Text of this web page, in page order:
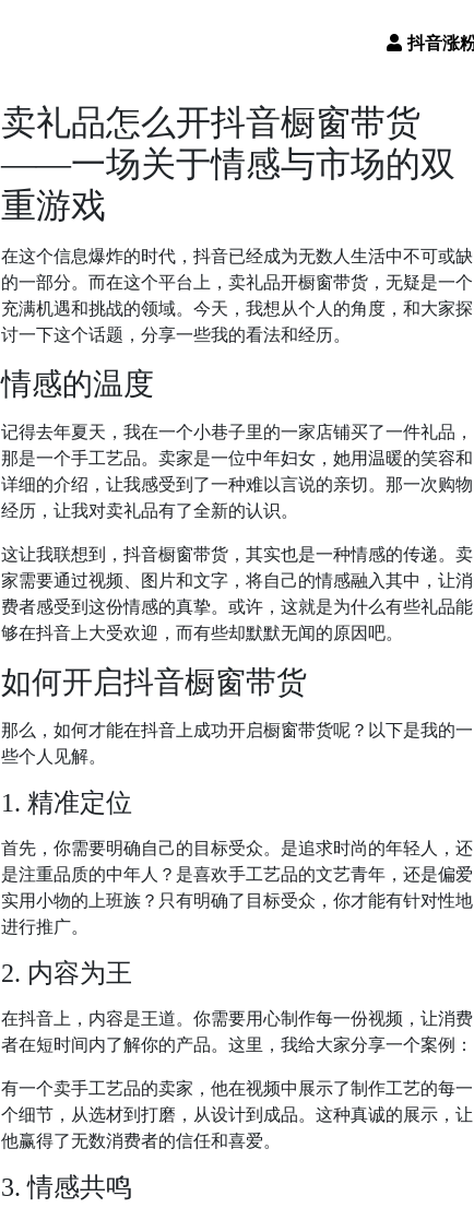
卖礼品怎么开抖音橱窗带货
——一场关于情感与市场的双
重游戏
在这个信息爆炸的时代，抖音已经成为无数人生活中不可或缺
的一部分。而在这个平台上，卖礼品开橱窗带货，无疑是一个
充满机遇和挑战的领域。今天，我想从个人的角度，和大家探
讨一下这个话题，分享一些我的看法和经历。
情感的温度
记得去年夏天，我在一个小巷子里的一家店铺买了一件礼品，
那是一个手工艺品。卖家是一位中年妇女，她用温暖的笑容和
详细的介绍，让我感受到了一种难以言说的亲切。那一次购物
经历，让我对卖礼品有了全新的认识。
这让我联想到，抖音橱窗带货，其实也是一种情感的传递。卖
家需要通过视频、图片和文字，将自己的情感融入其中，让消
费者感受到这份情感的真挚。或许，这就是为什么有些礼品能
够在抖音上大受欢迎，而有些却默默无闻的原因吧。
如何开启抖音橱窗带货
那么，如何才能在抖音上成功开启橱窗带货呢？以下是我的一
些个人见解。
1. 精准定位
首先，你需要明确自己的目标受众。是追求时尚的年轻人，还
是注重品质的中年人？是喜欢手工艺品的文艺青年，还是偏爱
实用小物的上班族？只有明确了目标受众，你才能有针对性地
进行推广。
2. 内容为王
在抖音上，内容是王道。你需要用心制作每一份视频，让消费
者在短时间内了解你的产品。这里，我给大家分享一个案例：
有一个卖手工艺品的卖家，他在视频中展示了制作工艺的每一
个细节，从选材到打磨，从设计到成品。这种真诚的展示，让
他赢得了无数消费者的信任和喜爱。
3. 情感共鸣